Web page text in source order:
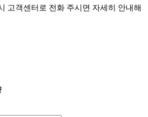
고객센터로 전화 주시면 자세히 안내해